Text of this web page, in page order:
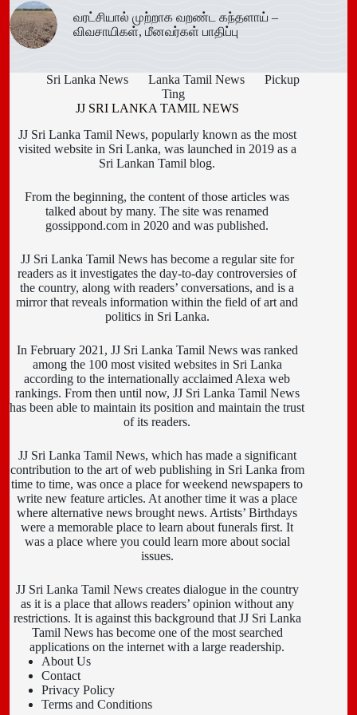
வரட்சியால் முற்றாக வறண்ட கந்தளாய் –
விவசாயிகள், மீனவர்கள் பாதிப்பு
Sri Lanka News Lanka Tamil News
Pickup
Ting
JJ SRI LANKA TAMIL NEWS
JJ Sri Lanka Tamil News, popularly known as the most
visited website in Sri Lanka, was launched in 2019 as a
Sri Lankan Tamil blog.
From the beginning, the content of those articles was
talked about by many. The site was renamed
gossippond.com in 2020 and was published.
JJ Sri Lanka Tamil News has become a regular site for
readers as it investigates the day-to-day controversies of
the country, along with readers’ conversations, and is a
mirror that reveals information within the field of art and
politics in Sri Lanka.
In February 2021, JJ Sri Lanka Tamil News was ranked
among the 100 most visited websites in Sri Lanka
according to the internationally acclaimed Alexa web
rankings. From then until now, JJ Sri Lanka Tamil News
has been able to maintain its position and maintain the trust
of its readers.
JJ Sri Lanka Tamil News, which has made a significant
contribution to the art of web publishing in Sri Lanka from
time to time, was once a place for weekend newspapers to
write new feature articles. At another time it was a place
where alternative news brought news. Artists’ Birthdays
were a memorable place to learn about funerals first. It
was a place where you could learn more about social
issues.
JJ Sri Lanka Tamil News creates dialogue in the country
as it is a place that allows readers’ opinion without any
restrictions. It is against this background that JJ Sri Lanka
Tamil News has become one of the most searched
applications on the internet with a large readership.
About Us
Contact
Privacy Policy
Terms and Conditions